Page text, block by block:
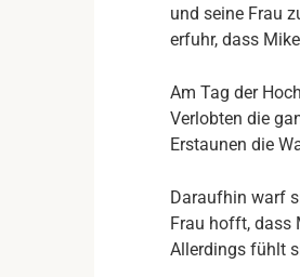
und seine Frau
erfuhr, dass
Am Tag der
Verlobten die
Erstaunen die
Daraufhin warf
Frau hofft, dass
Allerdings fühlt